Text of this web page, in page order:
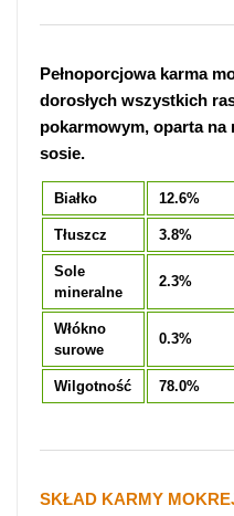
Pełnoporcjowa karma
dorosłych wszystkich
pokarmowym, oparta
sosie.
Białko 12.6%
Tłuszcz 3.8%
Sole
mineralne
2.3%
Włókno
surowe
0.3%
Wilgotność 78.0%
SKŁAD KARMY